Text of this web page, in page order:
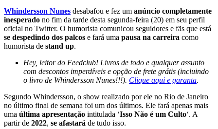
Whindersson Nunes desabafou e fez um anúncio completamente
inesperado no fim da tarde desta segunda-feira (20) em seu perfil
oficial no Twitter. O humorista comunicou seguidores e fãs que está
se despedindo dos palcos e fará uma pausa na carreira como
humorista de stand up.
Hey, leitor do Feedclub! Livros de todo e qualquer assunto
com descontos imperdíveis e opção de frete grátis (incluindo
o livro de Whindersson Nunes!!!). Clique aqui e garanta.
Segundo Whindersson, o show realizado por ele no Rio de Janeiro
no último final de semana foi um dos últimos. Ele fará apenas mais
uma última apresentação intitulada ‘Isso Não é um Culto‘. A
partir de 2022, se afastará de tudo isso.